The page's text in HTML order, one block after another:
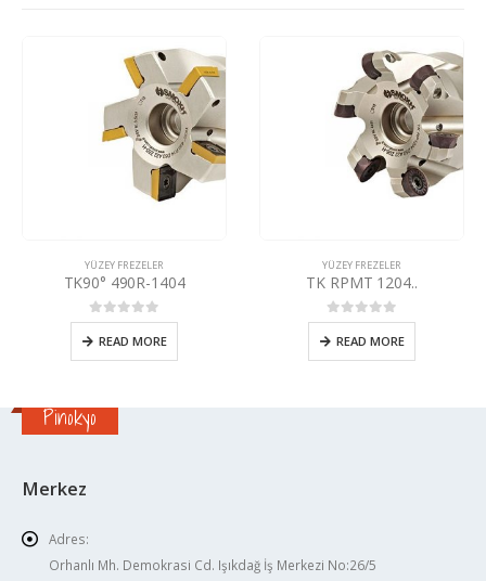
YÜZEY FREZELER
TK RPMT 1204..
05 üzerinden
READ MORE
YÜZEY FREZELER
TK90° AN.X 1205 / 1706..
05 üzerinden
READ MORE
Pinokyo
Merkez
Adres:
Orhanlı Mh. Demokrasi Cd. Işıkdağ İş Merkezi No:26/5